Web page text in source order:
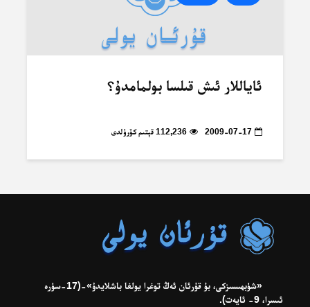
ئاياللار ئىش قىلسا بولمامدۇ؟
2009-07-17 112,236 قېتىم كۆرۈلدى
«شۈبھىسىزكى، بۇ قۇرئان ئەڭ توغرا يولغا باشلايدۇ»-(17-سۈرە
ئىسرا، 9- ئايەت).